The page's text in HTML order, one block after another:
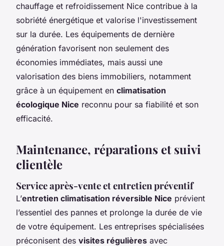
chauffage et refroidissement Nice contribue à la
sobriété énergétique et valorise l'investissement
sur la durée. Les équipements de dernière
génération favorisent non seulement des
économies immédiates, mais aussi une
valorisation des biens immobiliers, notamment
grâce à un équipement en climatisation
écologique Nice reconnu pour sa fiabilité et son
efficacité.
Maintenance, réparations et suivi
clientèle
Service après-vente et entretien préventif
L’entretien climatisation réversible Nice prévient
l’essentiel des pannes et prolonge la durée de vie
de votre équipement. Les entreprises spécialisées
préconisent des visites régulières avec